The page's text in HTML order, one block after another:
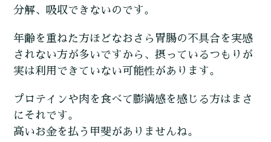
分解、吸収できないのです。
年齢を重ねた方ほどなおさら胃腸の不具合を実感
されない方が多いですから、摂っているつもりが
実は利用できていない可能性があります。
プロテインや肉を食べて膨満感を感じる方はまさ
にそれです。
高いお金を払う甲斐がありませんね。